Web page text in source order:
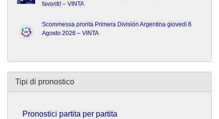
favoriti! – VINTA
Scommessa pronta Primera División Argentina giovedì 6
Agosto 2026 – VINTA
Tipi di pronostico
Pronostici partita per partita